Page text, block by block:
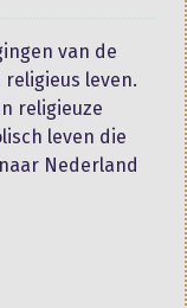
van de
leven.
religieuze
leven die
Nederland